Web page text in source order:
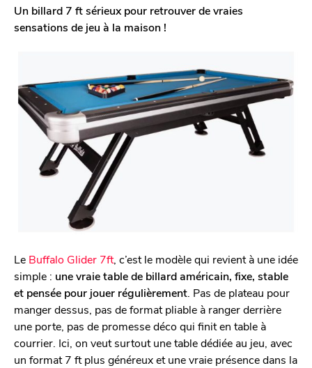
Un billard 7 ft sérieux pour retrouver de vraies
sensations de jeu à la maison !
Le Buffalo Glider 7ft, c’est le modèle qui revient à une idée
simple : une vraie table de billard américain, fixe, stable
et pensée pour jouer régulièrement . Pas de plateau pour
manger dessus, pas de format pliable à ranger derrière
une porte, pas de promesse déco qui finit en table à
courrier. Ici, on veut surtout une table dédiée au jeu, avec
un format 7 ft plus généreux et une vraie présence dans la